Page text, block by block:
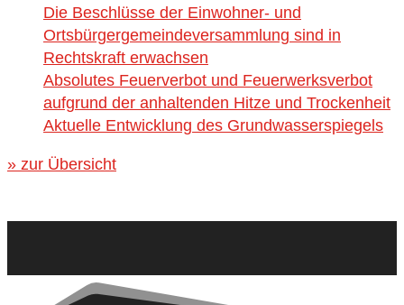
Die Beschlüsse der Einwohner- und
Ortsbürgergemeindeversammlung sind in
Rechtskraft erwachsen
Absolutes Feuerverbot und Feuerwerksverbot
aufgrund der anhaltenden Hitze und Trockenheit
Aktuelle Entwicklung des Grundwasserspiegels
» zur Übersicht